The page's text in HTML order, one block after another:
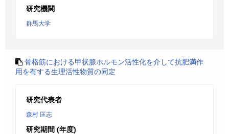
研究機関
群馬大学
骨格筋における甲状腺ホルモン活性化を介して抗肥満作
用を有する生理活性物質の同定
研究代表者
森村 匡志
研究期間 (年度)